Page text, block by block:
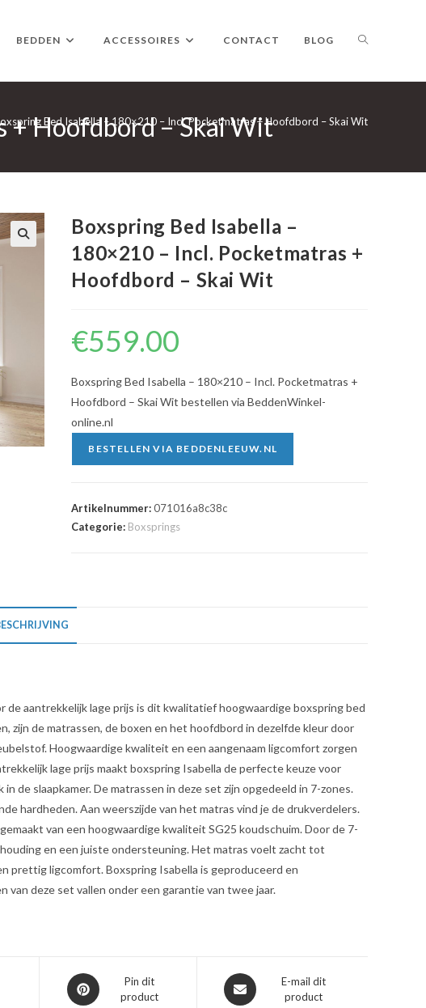
BEDDEN ACCESSOIRES CONTACT BLOG TOGGLE
WEBSITE
+ Hoofdbord – Skai Wit
Bed Isabella – 180×210 – Incl. Pocketmatras + Hoofdbord – Skai Wit
Boxspring Bed Isabella –
180×210 – Incl. Pocketmatras +
Hoofdbord – Skai Wit
€559.00
Boxspring Bed Isabella – 180×210 – Incl. Pocketmatras +
Hoofdbord – Skai Wit bestellen via BeddenWinkel-
online.nl
BESTELLEN VIA BEDDENLEEUW.NL
Artikelnummer:071016a8c38c
Categorie: Boxsprings
de aantrekkelijk lage prijs is dit kwalitatief hoogwaardige boxspring bed
zijn de matrassen, de boxen en het hoofdbord in dezelfde kleur door
Hoogwaardige kwaliteit en een aangenaam ligcomfort zorgen
lage prijs maakt boxspring Isabella de perfecte keuze voor
de slaapkamer. De matrassen in deze set zijn opgedeeld in 7-zones.
hardheden. Aan weerszijde van het matras vind je de drukverdelers.
van een hoogwaardige kwaliteit SG25 koudschuim. Door de 7-
en een juiste ondersteuning. Het matras voelt zacht tot
prettig ligcomfort. Boxspring Isabella is geproduceerd en
deze set vallen onder een garantie van twee jaar.
Opent
in
Pin dit
product
Opent
in
E-mail dit
product